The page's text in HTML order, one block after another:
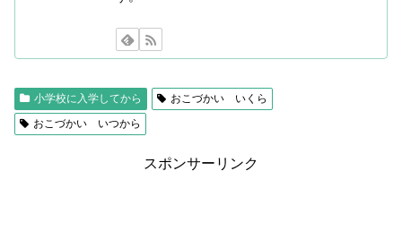
小学校に入学してから
おこづかい いくら
おこづかい いつから
スポンサーリンク